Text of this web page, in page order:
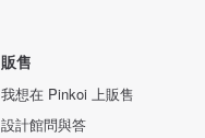
販售
我想在 Pinkoi 上販售
設計館問與答